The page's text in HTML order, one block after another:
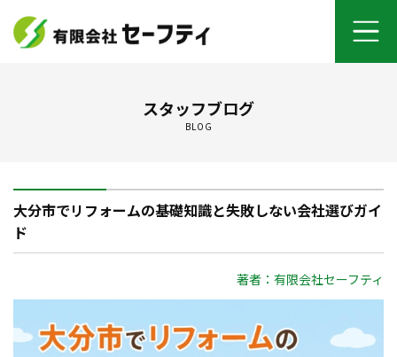
セーフティについて
ご契約までの流れ
スタッフブログ
BLOG
大分市でリフォームの基礎知識と失敗しない会社選びガイ
ド
著者：有限会社セーフティ